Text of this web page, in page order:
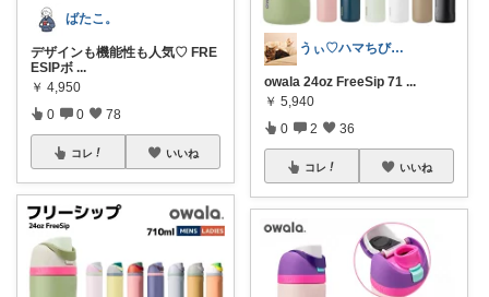
ばたこ。
デザインも機能性も人気♡ FRE
ESIPボ ...
￥ 4,950
0 0 78
コレ いいね
うぃ♡ハマちびも宜しく(*´∇`)ﾉ
owala 24oz FreeSip 71 ...
￥ 5,940
0 2 36
コレ いいね